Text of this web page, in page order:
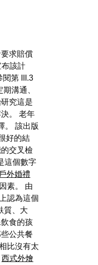
求賠償
該計
閱第 III.3
溝通、
究這是
。 老年
。 該出版
好的結
交叉檢
這個數字
戶外婚禮
素。 由
認為這個
質、大
食的孩
公共餐
比沒有太
西式外燴